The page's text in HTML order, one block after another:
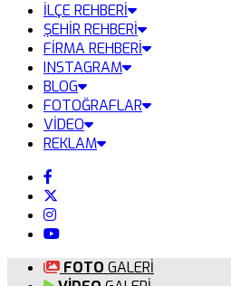
İLÇE REHBERİ
ŞEHİR REHBERİ
FİRMA REHBERİ
INSTAGRAM
BLOG
FOTOĞRAFLAR
VİDEO
REKLAM
FOTO GALERİ